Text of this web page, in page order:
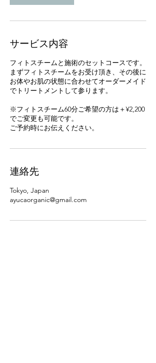
サービス内容
フィトスチームと施術のセットコースです。
まずフィトスチームをお受け頂き、その後に
お体やお肌の状態に合わせてオーダーメイド
でトリートメントして参ります。
※フィトスチーム60分ご希望の方は＋¥2,200
でご変更も可能です。
ご予約時にお伝えください。
連絡先
Tokyo, Japan
ayucaorganic@gmail.com